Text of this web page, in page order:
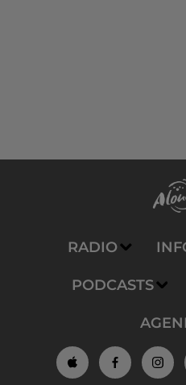
RADIO
PODCASTS